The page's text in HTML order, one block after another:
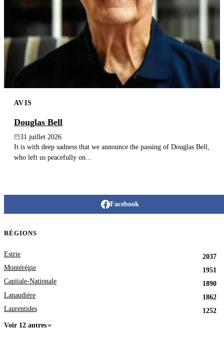
AVIS
Douglas Bell
31 juillet 2026
It is with deep sadness that we announce the passing of Douglas Bell,
who left us peacefully on...
Facebook
RÉGIONS
Estrie
2037
Montérégie
1951
Capitale-Nationale
1890
Lanaudière
1862
Laurentides
1252
Voir 12 autres